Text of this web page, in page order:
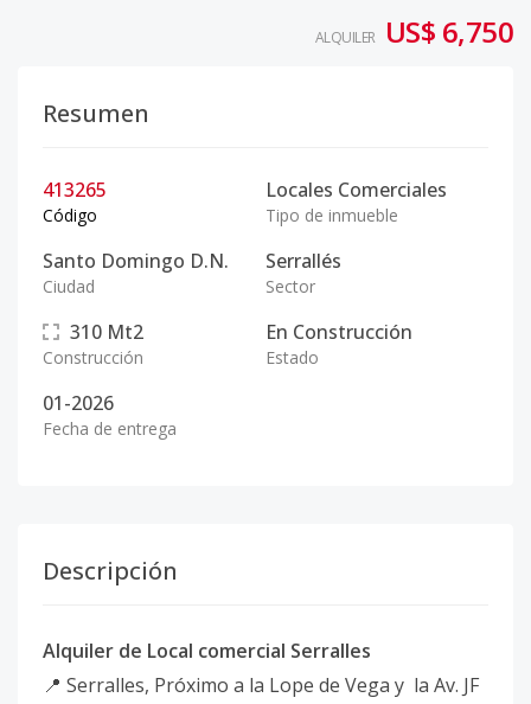
ALQUILER US$ 6,750
Resumen
413265
Código
Locales Comerciales
Tipo de inmueble
Santo Domingo D.N.
Ciudad
Serrallés
Sector
310 Mt2
Construcción
En Construcción
Estado
01-2026
Fecha de entrega
Descripción
Alquiler de Local comercial Serralles
📍 Serralles, Próximo a la Lope de Vega y la Av. JF